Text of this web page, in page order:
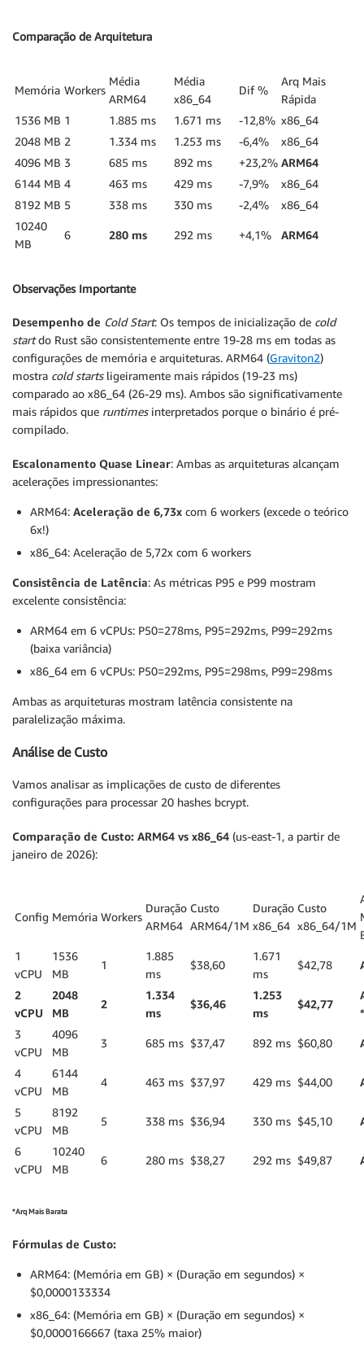
Comparação de Arquitetura
Memória Workers
Média
ARM64
Média
x86_64
Dif %
Arq Mais
Rápida
1536 MB 1 1.885 ms 1.671 ms -12,8% x86_64
2048 MB 2 1.334 ms 1.253 ms -6,4%
x86_64
4096 MB 3 685 ms 892 ms +23,2% ARM64
6144 MB 4 463 ms 429 ms -7,9%
x86_64
8192 MB 5 338 ms 330 ms -2,4%
x86_64
10240
MB
6 280 ms 292 ms +4,1% ARM64
Observações Importante
Desempenho de Cold Start: Os tempos de inicialização de cold
startdo Rust são consistentemente entre 19-28 ms em todas as
configurações de memória e arquiteturas. ARM64 (Graviton2)
mostra cold startsligeiramente mais rápidos (19-23 ms)
comparado ao x86_64 (26-29 ms). Ambos são significativamente
mais rápidos que runtimesinterpretados porque o binário é pré-
compilado.
Escalonamento Quase Linear: Ambas as arquiteturas alcançam
acelerações impressionantes:
ARM64: Aceleração de 6,73x com 6 workers (excede o teórico
6x!)
x86_64: Aceleração de 5,72x com 6 workers
Consistência de Latência: As métricas P95 e P99 mostram
excelente consistência:
ARM64 em 6 vCPUs: P50=278ms, P95=292ms, P99=292ms
(baixa variância)
x86_64 em 6 vCPUs: P50=292ms, P95=298ms, P99=298ms
Ambas as arquiteturas mostram latência consistente na
paralelização máxima.
Análise de Custo
Vamos analisar as implicações de custo de diferentes
configurações para processar 20 hashes bcrypt.
Comparação de Custo: ARM64 vs x86_64 (us-east-1, a partir de
janeiro de 2026):
Config Memória Workers
Duração
ARM64
Custo
ARM64/1M
Duração
x86_64
Custo
x86_64/1M
1
vCPU
1536
MB
1
1.885
ms
$38,60
1.671
ms
$42,78
2
vCPU
2048
MB
2
1.334
ms
$36,46
1.253
ms
$42,77
*
3
vCPU
4096
MB
3 685 ms $37,47 892 ms $60,80
4
vCPU
6144
MB
4 463 ms $37,97 429 ms $44,00
5
vCPU
8192
MB
5 338 ms $36,94 330 ms $45,10
6
vCPU
10240
MB
6 280 ms $38,27 292 ms $49,87
*Arq Mais Barata
Fórmulas de Custo:
ARM64: (Memória em GB) × (Duração em segundos) ×
$0,0000133334
x86_64: (Memória em GB) × (Duração em segundos) ×
$0,0000166667 (taxa 25% maior)